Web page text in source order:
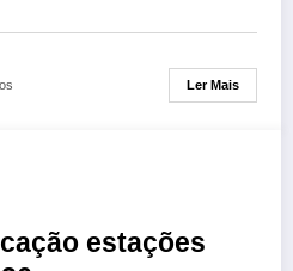
Ler Mais
estações